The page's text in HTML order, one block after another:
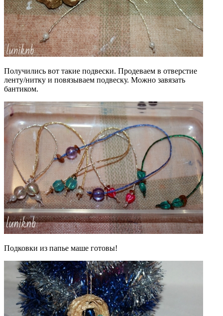
Получились вот такие подвески. Продеваем в отверстие
ленту/нитку и повязываем подвеску. Можно завязать
бантиком.
Подковки из папье маше готовы!